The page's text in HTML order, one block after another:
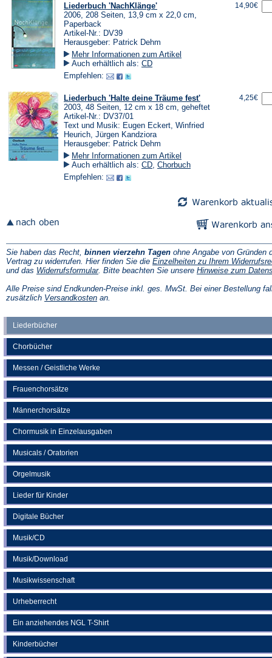
Liederbücher
Chorbücher
Messen / Geistliche Werke
Frauenchorsätze
Männerchorsätze
Chormusik in Einzelausgaben
Musicals / Oratorien
Orgelmusik
Lieder für Kinder
Digitale Bücher
Musik/CD
Musik/Download
Musikwissenschaft
Urheberrecht
Ein anziehendes NGL T-Shirt
Kinderbücher
Liederbuch 'NachKlänge'
2006, 208 Seiten, 13,9 cm x 22,0 cm,
Paperback
Artikel-Nr.: DV39
Herausgeber: Patrick Dehm
Mehr Informationen zum Artikel
Auch erhältlich als: CD
Empfehlen:
14,90€
Liederbuch 'Halte deine Träume fest'
2003, 48 Seiten, 12 cm x 18 cm, geheftet
Artikel-Nr.: DV37/01
Text und Musik: Eugen Eckert, Winfried
Heurich, Jürgen Kandziora
Herausgeber: Patrick Dehm
Mehr Informationen zum Artikel
Auch erhältlich als: CD Chorbuch
Empfehlen:
4,25€
Sie haben das Recht, binnen vierzehn Tagen ohne Angabe von Gründen
Vertrag zu widerrufen. Hier finden Sie die Einzelheiten zu Ihrem
und das Widerrufsformular(Öffnet
einem
neuen
Tab)
. Bitte beachten Sie unsere Hinweise zum
Alle Preise sind Endkunden-Preise inkl. ges. MwSt. Bei einer Bestellung
zusätzlich Versandkosten(Öffnet
an.